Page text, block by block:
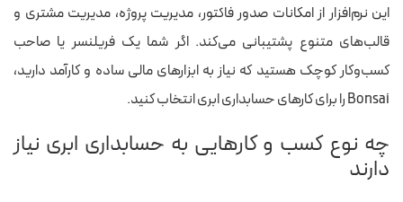
این نرم‌افزار از امکانات صدور فاکتور، مدیریت پروژه، مدیریت مشتری و
قالب‌های متنوع پشتیبانی می‌کند. اگر شما یک فریلنسر یا صاحب
کسب‌وکار کوچک هستید که نیاز به ابزارهای مالی ساده و کارآمد دارید،
Bonsai را برای کارهای حسابداری ابری انتخاب کنید.
چه نوع کسب و کارهایی به حسابداری ابری نیاز
دارند